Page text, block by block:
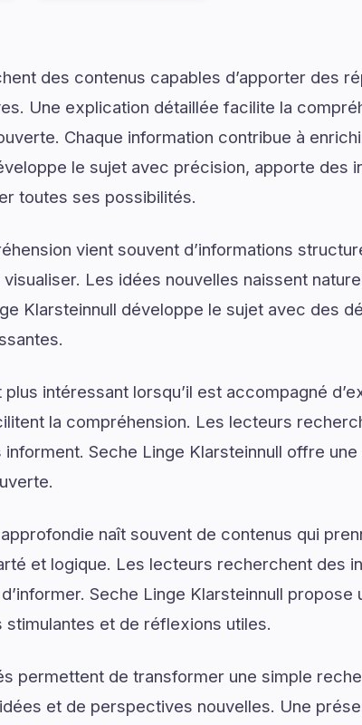
des contenus capables d’apporter des
Une explication détaillée facilite la
Chaque information contribue à
le sujet avec précision, apporte des
toutes ses possibilités.
vient souvent d’informations
Les idées nouvelles naissent
Klarsteinnull développe le sujet avec des
intéressant lorsqu’il est accompagné
la compréhension. Les lecteurs
informent. Seche Linge Klarsteinnull offre
naît souvent de contenus qui
et logique. Les lecteurs recherchent des
Seche Linge Klarsteinnull propose
stimulantes et de réflexions utiles.
permettent de transformer une simple
et de perspectives nouvelles. Une